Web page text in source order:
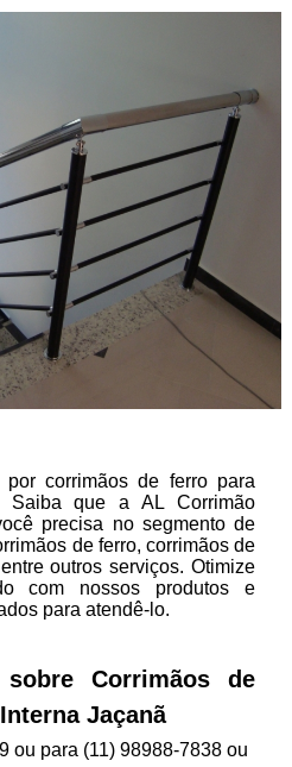
corrimãos de ferro para
Saiba que a AL Corrimão
precisa no segmento de
de ferro, corrimãos de
outros serviços. Otimize
com nossos produtos e
para atendê-lo.
Corrimãos de
Jaçanã
ou para (11) 98988-7838ou